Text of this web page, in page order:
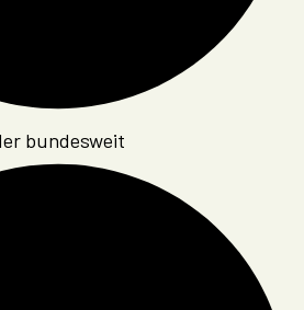
bundesweit